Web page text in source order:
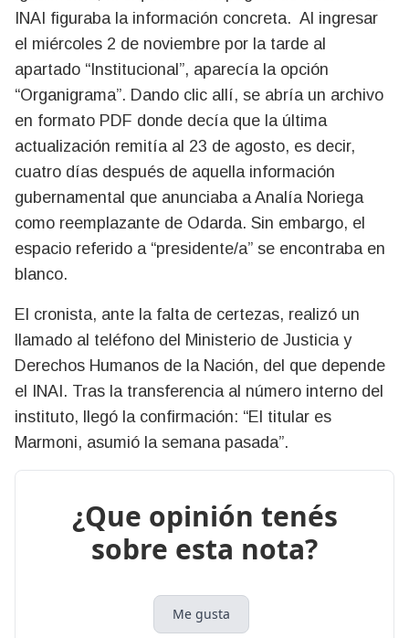
INAI figuraba la información concreta. Al ingresar
el miércoles 2 de noviembre por la tarde al
apartado “Institucional”, aparecía la opción
“Organigrama”. Dando clic allí, se abría un archivo
en formato PDF donde decía que la última
actualización remitía al 23 de agosto, es decir,
cuatro días después de aquella información
gubernamental que anunciaba a Analía Noriega
como reemplazante de Odarda. Sin embargo, el
espacio referido a “presidente/a” se encontraba en
blanco.
El cronista, ante la falta de certezas, realizó un
llamado al teléfono del Ministerio de Justicia y
Derechos Humanos de la Nación, del que depende
el INAI. Tras la transferencia al número interno del
instituto, llegó la confirmación: “El titular es
Marmoni, asumió la semana pasada”.
¿Que opinión tenés
sobre esta nota?
Me gusta